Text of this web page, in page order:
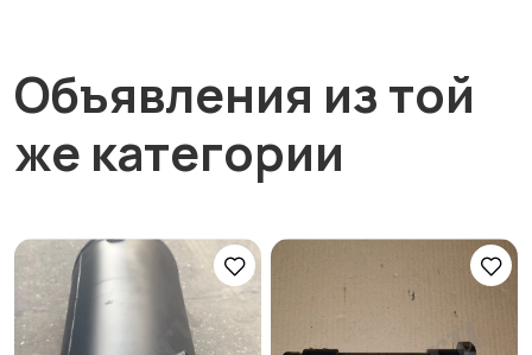
Объявления из той
же категории